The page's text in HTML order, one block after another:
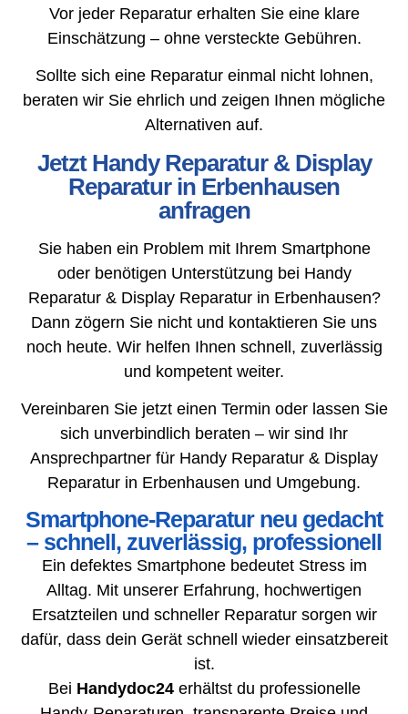
Vor jeder Reparatur erhalten Sie eine klare
Einschätzung – ohne versteckte Gebühren.
Sollte sich eine Reparatur einmal nicht lohnen,
beraten wir Sie ehrlich und zeigen Ihnen mögliche
Alternativen auf.
Jetzt Handy Reparatur & Display
Reparatur in Erbenhausen
anfragen
Sie haben ein Problem mit Ihrem Smartphone
oder benötigen Unterstützung bei Handy
Reparatur & Display Reparatur in Erbenhausen?
Dann zögern Sie nicht und kontaktieren Sie uns
noch heute. Wir helfen Ihnen schnell, zuverlässig
und kompetent weiter.
Vereinbaren Sie jetzt einen Termin oder lassen Sie
sich unverbindlich beraten – wir sind Ihr
Ansprechpartner für Handy Reparatur & Display
Reparatur in Erbenhausen und Umgebung.
Smartphone-Reparatur neu gedacht
– schnell, zuverlässig, professionell
Ein defektes Smartphone bedeutet Stress im
Alltag. Mit unserer Erfahrung, hochwertigen
Ersatzteilen und schneller Reparatur sorgen wir
dafür, dass dein Gerät schnell wieder einsatzbereit
ist.
Bei Handydoc24erhältst du professionelle